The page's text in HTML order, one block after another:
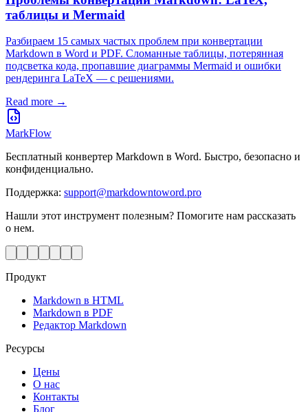
таблицы и Mermaid
Разбираем 15 самых частых проблем при конвертации
Markdown в Word и PDF. Сломанные таблицы, потерянная
подсветка кода, пропавшие диаграммы Mermaid и ошибки
рендеринга LaTeX — с решениями.
Read more →
MarkFlow
Бесплатный конвертер Markdown в Word. Быстро, безопасно и
конфиденциально.
Поддержка: support@markdowntoword.pro
Нашли этот инструмент полезным? Помогите нам рассказать
о нем.
Продукт
Markdown в HTML
Markdown в PDF
Редактор Markdown
Ресурсы
Цены
О нас
Контакты
Блог